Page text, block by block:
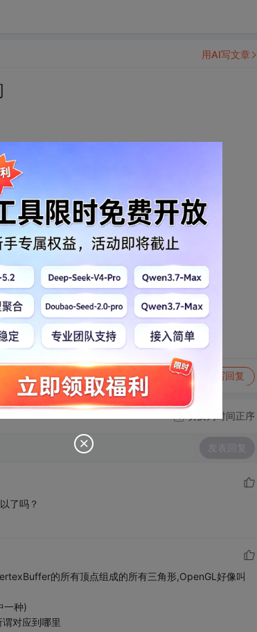
则体各个平面的uv纹理坐标
举报 写回复
用AI写文章
切换为时间正序
发表回复
了吗？
的所有顶点组成的所有三角形,OpenGL好像叫
一种)
对应到哪里